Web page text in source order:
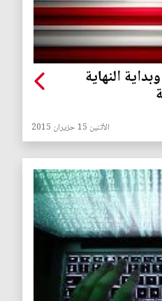
النهاية
الأثنين 15 حزيران 2015